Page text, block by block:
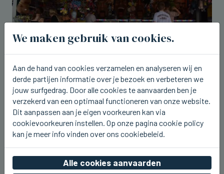
TIELT
Stationskermis gestart in Tielt
zo 09 augustus 2026, 15:33
We maken gebruik van cookies.
Aan de hand van cookies verzamelen en analyseren wij en
derde partijen informatie over je bezoek en verbeteren we
jouw surfgedrag. Door alle cookies te aanvaarden ben je
verzekerd van een optimaal functioneren van onze website.
Dit aanpassen aan je eigen voorkeuren kan via
cookievoorkeuren instellen. Op onze pagina cookie policy
kan je meer info vinden over ons cookiebeleid.
Alle cookies aanvaarden